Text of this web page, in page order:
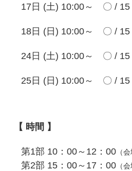
17日 (土) 10:00～ 〇 /
18日 (日) 10:00～ 〇 /
24日 (土) 10:00～ 〇 /
25日 (日) 10:00～ 〇 /
【 時間 】
第1部 10：00～12：00（会
第2部 15：00～17：00（会